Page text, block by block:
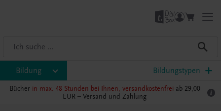
Bildung Bildungstypen
Bücher in max. 48 Stunden bei Ihnen, versandkostenfrei ab 29,00
EUR – Versand und Zahlung